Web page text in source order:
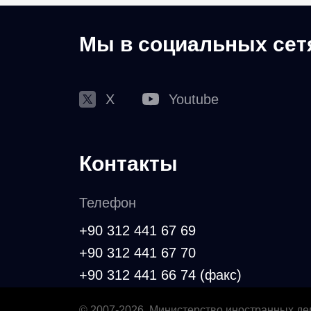
Мы в социальных
X Youtube
Контакты
Телефон
+90 312 441 67 69
+90 312 441 67 70
+90 312 441 66 74 (факс)